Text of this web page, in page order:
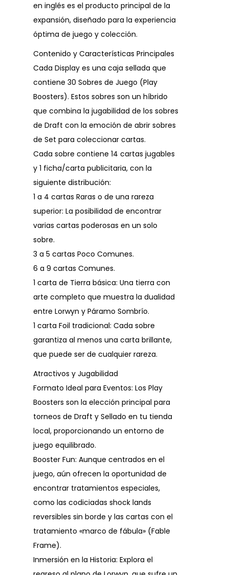
en inglés es el producto principal de la
expansión, diseñado para la experiencia
óptima de juego y colección.
Contenido y Características Principales
Cada Display es una caja sellada que
contiene 30 Sobres de Juego (Play
Boosters). Estos sobres son un híbrido
que combina la jugabilidad de los sobres
de Draft con la emoción de abrir sobres
de Set para coleccionar cartas.
Cada sobre contiene 14 cartas jugables
y 1 ficha/carta publicitaria, con la
siguiente distribución:
1 a 4 cartas Raras o de una rareza
superior: La posibilidad de encontrar
varias cartas poderosas en un solo
sobre.
3 a 5 cartas Poco Comunes.
6 a 9 cartas Comunes.
1 carta de Tierra básica: Una tierra con
arte completo que muestra la dualidad
entre Lorwyn y Páramo Sombrío.
1 carta Foil tradicional: Cada sobre
garantiza al menos una carta brillante,
que puede ser de cualquier rareza.
Atractivos y Jugabilidad
Formato Ideal para Eventos: Los Play
Boosters son la elección principal para
torneos de Draft y Sellado en tu tienda
local, proporcionando un entorno de
juego equilibrado.
Booster Fun: Aunque centrados en el
juego, aún ofrecen la oportunidad de
encontrar tratamientos especiales,
como las codiciadas shock lands
reversibles sin borde y las cartas con el
tratamiento «marco de fábula» (Fable
Frame).
Inmersión en la Historia: Explora el